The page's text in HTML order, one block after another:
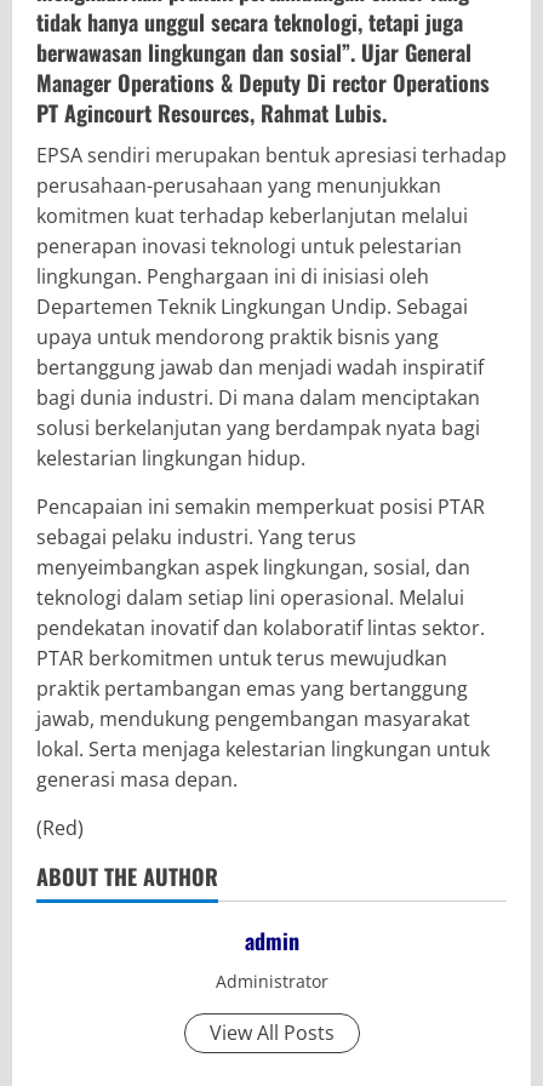
tidak hanya unggul secara teknologi, tetapi juga
berwawasan lingkungan dan sosial”. Ujar General
Manager Operations & Deputy Di rector Operations
PT Agincourt Resources, Rahmat Lubis.
EPSA sendiri merupakan bentuk apresiasi terhadap
perusahaan-perusahaan yang menunjukkan
komitmen kuat terhadap keberlanjutan melalui
penerapan inovasi teknologi untuk pelestarian
lingkungan. Penghargaan ini di inisiasi oleh
Departemen Teknik Lingkungan Undip. Sebagai
upaya untuk mendorong praktik bisnis yang
bertanggung jawab dan menjadi wadah inspiratif
bagi dunia industri. Di mana dalam menciptakan
solusi berkelanjutan yang berdampak nyata bagi
kelestarian lingkungan hidup.
Pencapaian ini semakin memperkuat posisi PTAR
sebagai pelaku industri. Yang terus
menyeimbangkan aspek lingkungan, sosial, dan
teknologi dalam setiap lini operasional. Melalui
pendekatan inovatif dan kolaboratif lintas sektor.
PTAR berkomitmen untuk terus mewujudkan
praktik pertambangan emas yang bertanggung
jawab, mendukung pengembangan masyarakat
lokal. Serta menjaga kelestarian lingkungan untuk
generasi masa depan.
(Red)
ABOUT THE AUTHOR
admin
Administrator
View All Posts